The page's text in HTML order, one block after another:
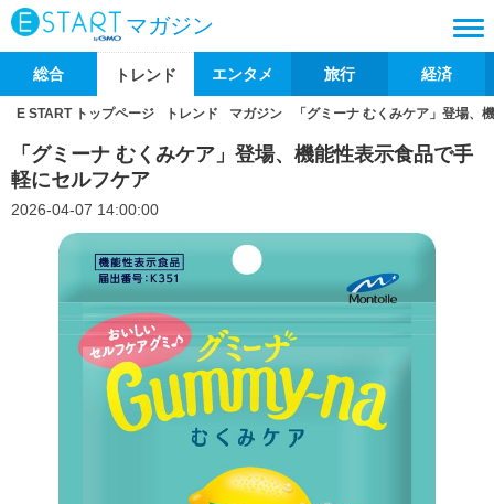
マガジン
総合 トレンド エンタメ 旅行 経済
E START トップページ トレンド マガジン 「グミーナ むくみケア」登場、
「グミーナ むくみケア」登場、機能性表示食品で手
軽にセルフケア
2026-04-07 14:00:00